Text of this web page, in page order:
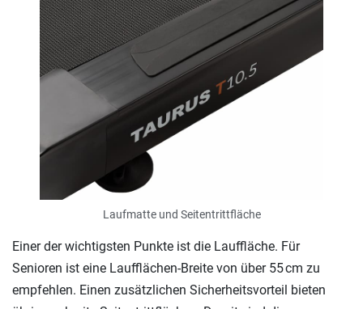
Laufmatte und Seitentrittfläche
Einer der wichtigsten Punkte ist die Lauffläche. Für
Senioren ist eine Laufflächen-Breite von über 55 cm zu
empfehlen. Einen zusätzlichen Sicherheitsvorteil bieten